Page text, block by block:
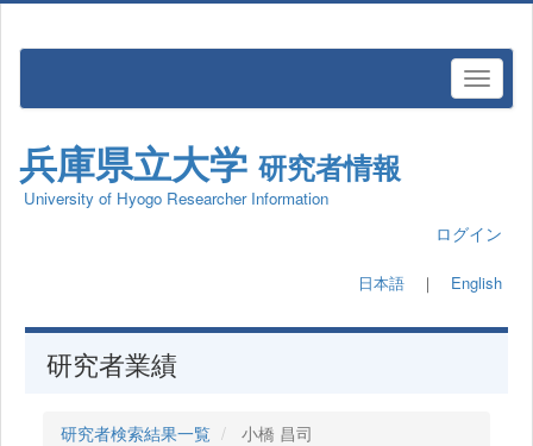
兵庫県立大学 研究者情報
University of Hyogo Researcher Information
ログイン
日本語 ｜ English
研究者業績
研究者検索結果一覧 小橋 昌司